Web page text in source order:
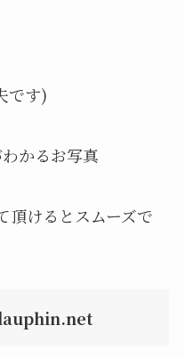
です)
かるお写真
頂けるとスムーズで